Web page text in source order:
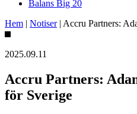
Balans Big 20
Hem | Notiser| Accru Partners:
2025.09.11
Accru Partners:
för Sverige